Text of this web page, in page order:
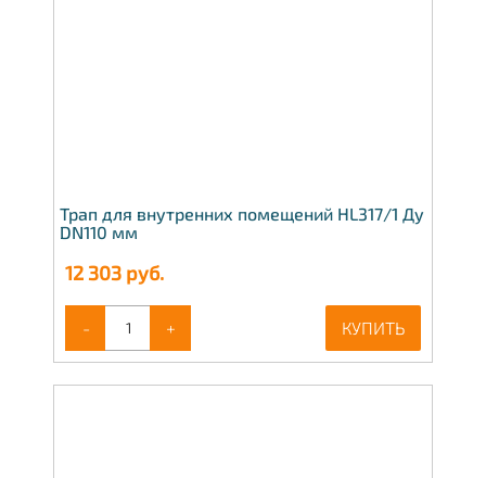
Трап для внутренних помещений HL317/1 Ду
DN110 мм
12 303 руб.
- + КУПИТЬ